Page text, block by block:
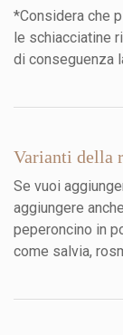
*Considera che
le schiacciatine
di conseguenza
Varianti della
Se vuoi
aggiungere
peperoncino in
come salvia,